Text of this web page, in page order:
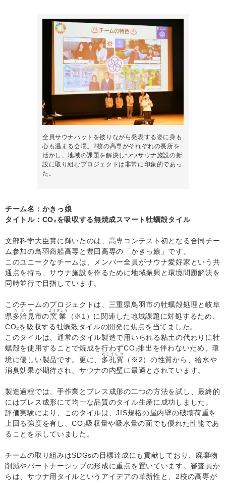
全員サウナハットを被りながら発表する姿に身も
心も温まる会場。2校の高専がそれぞれの長所を
活かし、地域の課題を解決しつつサウナ施設の新
設に取り組むプロジェクトは非常に印象的であっ
た。
チーム名：かきっ娘
こ
タイトル：CO₂を吸収する無焼成スマート牡蠣殻タイル
文部科学大臣賞に輝いたのは、高専コンテスト初となる合同チー
ム参加の鳥羽商船高専と豊田高専の「かきっ娘」です。
このユニークなチームは、メンバー全員がサウナ愛好家という共
通点を持ち、サウナ施設を作るために地域振興と環境問題解決を
同時並行で目指しています。
このチームのプロジェクトは、三重県鳥羽市の牡蠣殻処理と岐阜
県多治見
たじみ
市の窯業
ようぎょう
（※1）に関連した地域課題に対処するため、
CO₂を吸収する牡蠣殻タイルの開発に焦点を当てました。
このタイルは、通常のタイル製造で用いられる粘土の代わりに牡
蠣殻を使用することで焼成を行わずCO₂排出を伴わないため、環
境に優しい製品です。更に、 多孔質
たこうしつ
（※2）の性質から、給水や
消臭効果が期待され、サウナの内壁に最適とされています。
製造過程では、手作業とプレス成形の二つの方法を試し、最終的
にはプレス成形にて均一な品質のタイル生産に成功しました。
評価実験により、このタイルは、JIS規格の屋内壁の破壊荷重を
上回る強度を有し、CO₂吸収量や吸水量の面でも優れた性能であ
ることを示していました。
チームの取り組みはSDGsの目標達成にも貢献しており、廃棄物
削減やパートナーシップの形成に重点を置いています。審査員か
らは、サウナ用タイルというアイデアの革新性と、2校の高専が